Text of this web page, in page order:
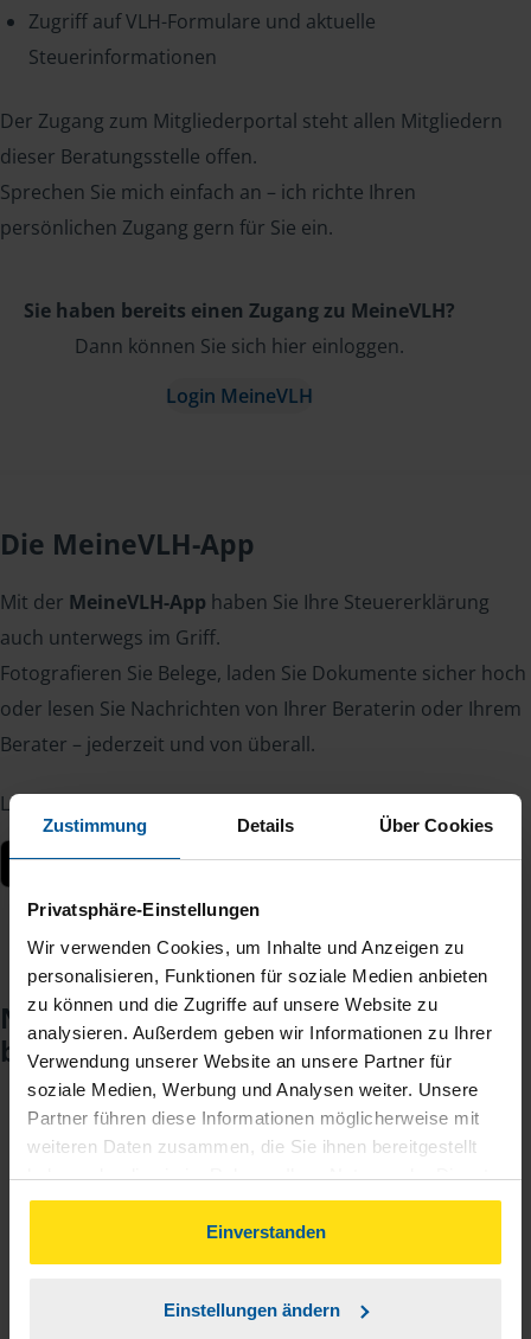
Zustimmung Details Über Cookies
Privatsphäre-Einstellungen
Wir verwenden Cookies, um Inhalte und Anzeigen zu
personalisieren, Funktionen für soziale Medien anbieten
zu können und die Zugriffe auf unsere Website zu
analysieren. Außerdem geben wir Informationen zu Ihrer
Verwendung unserer Website an unsere Partner für
soziale Medien, Werbung und Analysen weiter. Unsere
Partner führen diese Informationen möglicherweise mit
weiteren Daten zusammen, die Sie ihnen bereitgestellt
haben oder die sie im Rahmen Ihrer Nutzung der Dienste
gesammelt haben. Indem Sie auf Einverstanden klicken,
können Sie der Verwendung von Cookies, gemäß
unserer➔ Datenschutzrichtliniezustimmen.
Einverstanden
Einstellungen ändern
Zugriff auf VLH-Formulare und aktuelle
Steuerinformationen
Der Zugang zum Mitgliederportal steht allen Mitgliedern
dieser Beratungsstelle offen.
Sprechen Sie mich einfach an – ich richte Ihren
persönlichen Zugang gern für Sie ein.
Sie haben bereits einen Zugang zu MeineVLH?
Dann können Sie sich hier einloggen.
Login MeineVLH
Die MeineVLH-App
Mit der MeineVLH-App haben Sie Ihre Steuererklärung
auch unterwegs im Griff.
Fotografieren Sie Belege, laden Sie Dokumente sicher hoch
oder lesen Sie Nachrichten von Ihrer Beraterin oder Ihrem
Berater – jederzeit und von überall.
Laden Sie die App kostenlos herunter:
Noch keinen Zugang? So einfach
beantragen Sie ihn.
1
Sie teilen mir mit, dass Sie MeineVLH nutzen
Sie bekommen eine E-Mail mit Ihren Zugangsdaten
und einem Aktivierungslink.